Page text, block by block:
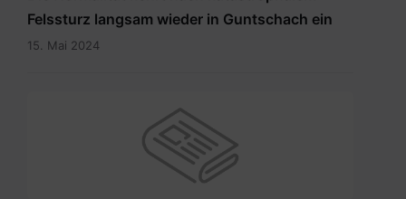
Felssturz langsam wieder in Guntschach ein
15. Mai 2024